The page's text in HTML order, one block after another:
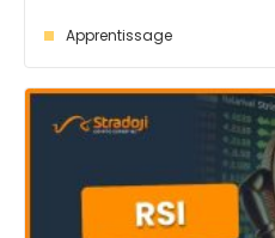
Apprentissage